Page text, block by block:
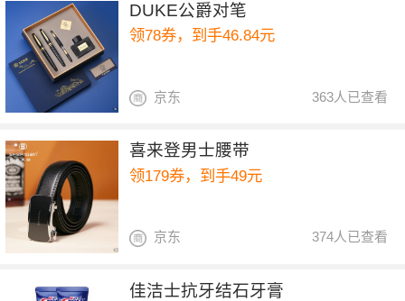
DUKE公爵对笔
领78券，到手46.84元
363人已查看
京东
喜来登男士腰带
领179券，到手49元
374人已查看
京东
佳洁士抗牙结石牙膏